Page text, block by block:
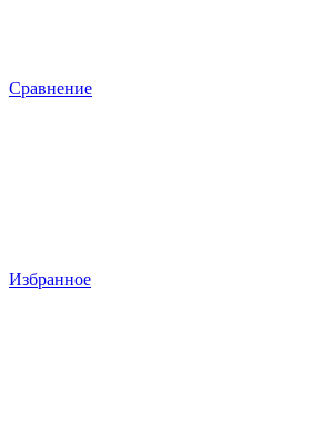
Сравнение
Избранное